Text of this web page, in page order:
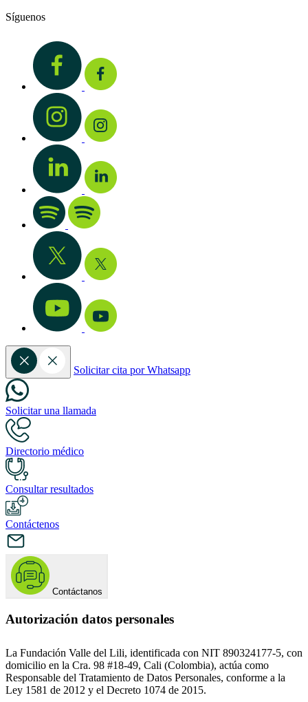
Síguenos
Solicitar cita por Whatsapp
Solicitar una llamada
Directorio médico
Consultar resultados
Contáctenos
Contáctanos
Autorización datos personales
La Fundación Valle del Lili, identificada con NIT 890324177-5, con
domicilio en la Cra. 98 #18-49, Cali (Colombia), actúa como
Responsable del Tratamiento de Datos Personales, conforme a la
Ley 1581 de 2012 y el Decreto 1074 de 2015.